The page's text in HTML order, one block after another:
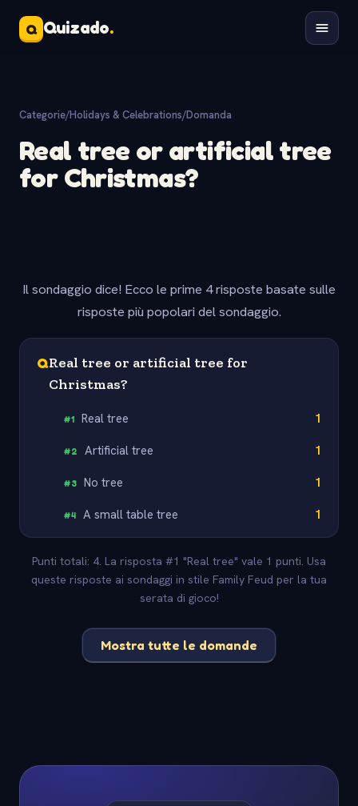
Q Quizado.
Categorie/Holidays & Celebrations/Domanda
Real tree or artificial tree
for Christmas?
Il sondaggio dice! Ecco le prime 4 risposte basate sulle
risposte più popolari del sondaggio.
QReal tree or artificial tree for
Christmas?
#1 Real tree 1
#2 Artificial tree 1
#3 No tree 1
#4 A small table tree 1
Punti totali: 4. La risposta #1 "Real tree" vale 1 punti. Usa
queste risposte ai sondaggi in stile Family Feud per la tua
serata di gioco!
Mostra tutte le domande